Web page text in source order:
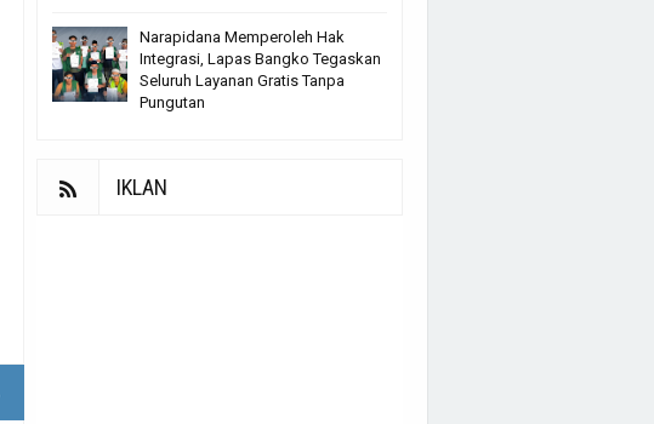
Narapidana Memperoleh Hak
Integrasi, Lapas Bangko Tegaskan
Seluruh Layanan Gratis Tanpa
Pungutan
IKLAN